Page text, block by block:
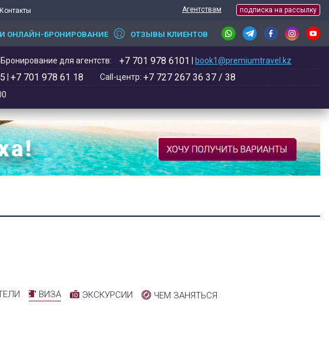
Контакты Агентствам подписка на рассылку
ОНЛАЙН-БРОНИРОВАНИЕ ОТЗЫВЫ КЛИЕНТОВ
Бронирование для агентств: +7 701 978 6101
book1@premiumtravel.kz
+7 701 978 61 18 Call-центр: +7 727 267 36 37 / 38
ВИЗА ЭКСКУРСИИ ЧЕМ ЗАНЯТЬСЯ